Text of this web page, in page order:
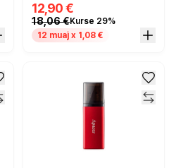
Zezë
12,90 €
18,06 €Kurse 29%
12 muaj x 1,08 €